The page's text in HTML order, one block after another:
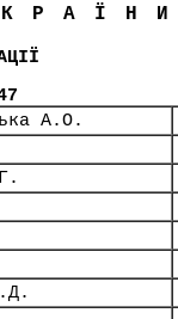
А.О.